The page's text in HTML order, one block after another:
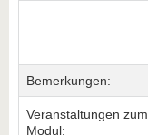
Bemerkungen:
Veranstaltungen zum
Modul: